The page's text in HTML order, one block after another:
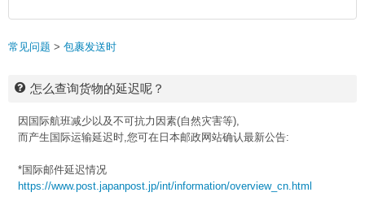
常见问题 > 包裹发送时
怎么查询货物的延迟呢？
因国际航班减少以及不可抗力因素(自然灾害等),
而产生国际运输延迟时,您可在日本邮政网站确认最新公告:
*国际邮件延迟情况
https://www.post.japanpost.jp/int/information/overview_cn.html